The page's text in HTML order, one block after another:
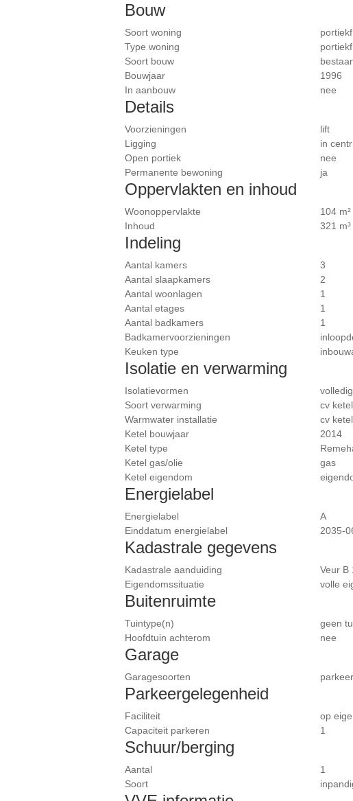
Bouw
Soort woning
Type woning
Soort bouw
Bouwjaar
1996
In aanbouw
nee
Details
Voorzieningen
lift
Ligging
in
Open portiek
nee
Permanente bewoning
ja
Oppervlakten en inhoud
Woonoppervlakte
104 m²
Inhoud
321 m³
Indeling
Aantal kamers
3
Aantal slaapkamers
2
Aantal woonlagen
1
Aantal etages
1
Aantal badkamers
1
Badkamervoorzieningen
Keuken type
Isolatie en verwarming
Isolatievormen
Soort verwarming
cv ketel
Warmwater installatie
cv ketel
Ketel bouwjaar
2014
Ketel type
Ketel gas/olie
gas
Ketel eigendom
Energielabel
Energielabel
A
Einddatum energielabel
2035-
Kadastrale gegevens
Kadastrale aanduiding
Veur B
Eigendomssituatie
volle
Buitenruimte
Tuintype(n)
geen
Hoofdtuin achterom
nee
Garage
Garagesoorten
Parkeergelegenheid
Faciliteit
op
Capaciteit parkeren
1
Schuur/berging
Aantal
1
Soort